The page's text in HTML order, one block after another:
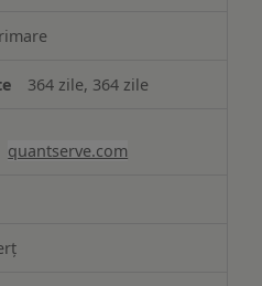
364 zile, 364 zile
quantserve.com